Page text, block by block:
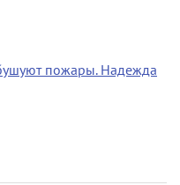
пожары. Надежда